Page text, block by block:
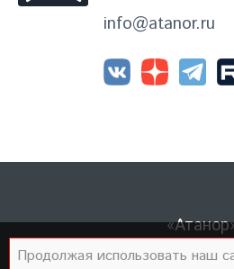
info@atanor.ru
Продолжая использовать наш
Продолжая использовать